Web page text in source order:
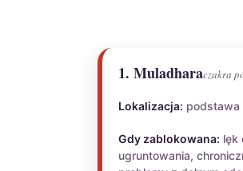
1. Muladharaczakra
Lokalizacja: podstawa
Gdy zablokowana: lęk
ugruntowania,